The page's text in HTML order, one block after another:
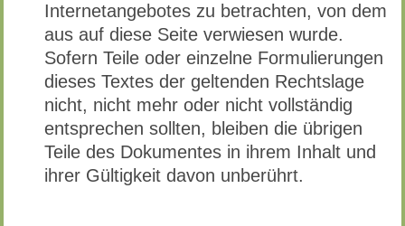
Internetangebotes zu betrachten, von dem
aus auf diese Seite verwiesen wurde.
Sofern Teile oder einzelne Formulierungen
dieses Textes der geltenden Rechtslage
nicht, nicht mehr oder nicht vollständig
entsprechen sollten, bleiben die übrigen
Teile des Dokumentes in ihrem Inhalt und
ihrer Gültigkeit davon unberührt.